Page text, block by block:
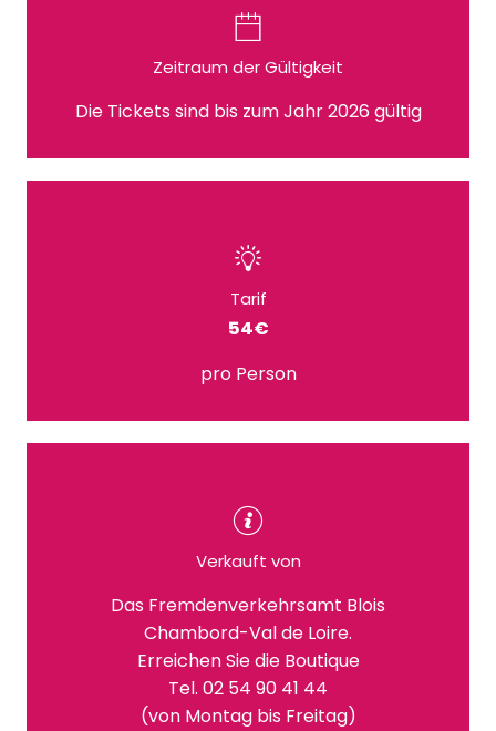
Zeitraum der Gültigkeit
Die Tickets sind bis zum Jahr 2026 gültig
Tarif
54€
pro Person
Verkauft von
Das Fremdenverkehrsamt Blois
Chambord-Val de Loire.
Erreichen Sie die Boutique
Tel. 02 54 90 41 44
(von Montag bis Freitag)